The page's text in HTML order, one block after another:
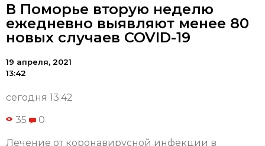
В Поморье вторую неделю
ежедневно выявляют менее 80
новых случаев COVID-19
19 апреля, 2021
13:42
сегодня 13:42
35 0
Лечение от коронавирусной инфекции в